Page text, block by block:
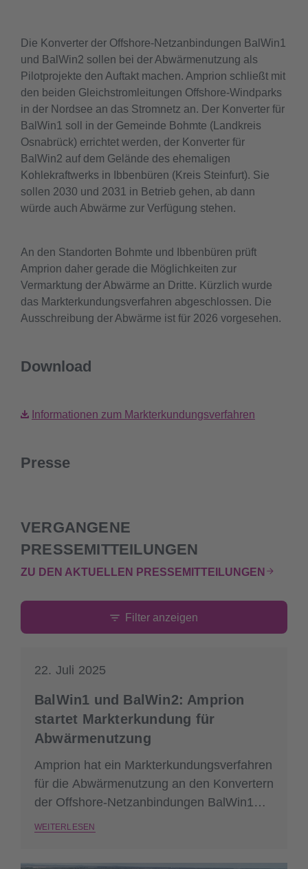
Die Konverter der Offshore-Netzanbindungen BalWin1
und BalWin2 sollen bei der Abwärmenutzung als
Pilotprojekte den Auftakt machen. Amprion schließt mit
den beiden Gleichstromleitungen Offshore-Windparks
in der Nordsee an das Stromnetz an. Der Konverter für
BalWin1 soll in der Gemeinde Bohmte (Landkreis
Osnabrück) errichtet werden, der Konverter für
BalWin2 auf dem Gelände des ehemaligen
Kohlekraftwerks in Ibbenbüren (Kreis Steinfurt). Sie
sollen 2030 und 2031 in Betrieb gehen, ab dann
würde auch Abwärme zur Verfügung stehen.
An den Standorten Bohmte und Ibbenbüren prüft
Amprion daher gerade die Möglichkeiten zur
Vermarktung der Abwärme an Dritte. Kürzlich wurde
das Markterkundungsverfahren abgeschlossen. Die
Ausschreibung der Abwärme ist für 2026 vorgesehen.
Download
Informationen zum Markterkundungsverfahren
Presse
VERGANGENE
PRESSEMITTEILUNGEN
ZU DEN AKTUELLEN PRESSEMITTEILUNGEN
Filter anzeigen
22. Juli 2025
BalWin1 und BalWin2: Amprion
startet Markterkundung für
Abwärmenutzung
Amprion hat ein Markterkundungsverfahren
für die Abwärmenutzung an den Konvertern
der Offshore-Netzanbindungen BalWin1
und BalWin2 gestartet. Bis zum 30.
WEITERLESEN